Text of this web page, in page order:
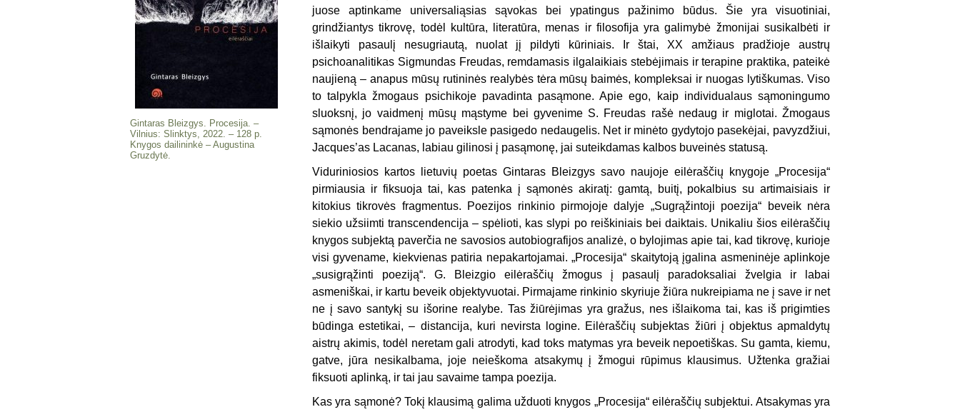
Gintaras Bleizgys. Procesija. –
Vilnius: Slinktys, 2022. – 128 p.
Knygos dailininkė – Augustina
Gruzdytė.
juose aptinkame universaliąsias sąvokas bei ypatingus pažinimo būdus. Šie yra visuotiniai,
grindžiantys tikrovę, todėl kultūra, literatūra, menas ir filosofija yra galimybė žmonijai susikalbėti ir
išlaikyti pasaulį nesugriautą, nuolat jį pildyti kūriniais. Ir štai, XX amžiaus pradžioje austrų
psichoanalitikas Sigmundas Freudas, remdamasis ilgalaikiais stebėjimais ir terapine praktika, pateikė
naujieną – anapus mūsų rutininės realybės tėra mūsų baimės, kompleksai ir nuogas lytiškumas. Viso
to talpykla žmogaus psichikoje pavadinta pasąmone. Apie ego, kaip individualaus sąmoningumo
sluoksnį, jo vaidmenį mūsų mąstyme bei gyvenime S. Freudas rašė nedaug ir miglotai. Žmogaus
sąmonės bendrajame jo paveiksle pasigedo nedaugelis. Net ir minėto gydytojo pasekėjai, pavyzdžiui,
Jacques’as Lacanas, labiau gilinosi į pasąmonę, jai suteikdamas kalbos buveinės statusą.
Viduriniosios kartos lietuvių poetas Gintaras Bleizgys savo naujoje eilėraščių knygoje „Procesija“
pirmiausia ir fiksuoja tai, kas patenka į sąmonės akiratį: gamtą, buitį, pokalbius su artimaisiais ir
kitokius tikrovės fragmentus. Poezijos rinkinio pirmojoje dalyje „Sugrąžintoji poezija“ beveik nėra
siekio užsiimti transcendencija – spėlioti, kas slypi po reiškiniais bei daiktais. Unikaliu šios eilėraščių
knygos subjektą paverčia ne savosios autobiografijos analizė, o bylojimas apie tai, kad tikrovę, kurioje
visi gyvename, kiekvienas patiria nepakartojamai. „Procesija“ skaitytoją įgalina asmeninėje aplinkoje
„susigrąžinti poeziją“. G. Bleizgio eilėraščių žmogus į pasaulį paradoksaliai žvelgia ir labai
asmeniškai, ir kartu beveik objektyvuotai. Pirmajame rinkinio skyriuje žiūra nukreipiama ne į save ir net
ne į savo santykį su išorine realybe. Tas žiūrėjimas yra gražus, nes išlaikoma tai, kas iš prigimties
būdinga estetikai, – distancija, kuri nevirsta logine. Eilėraščių subjektas žiūri į objektus apmaldytų
aistrų akimis, todėl neretam gali atrodyti, kad toks matymas yra beveik nepoetiškas. Su gamta, kiemu,
gatve, jūra nesikalbama, joje neieškoma atsakymų į žmogui rūpimus klausimus. Užtenka gražiai
fiksuoti aplinką, ir tai jau savaime tampa poezija.
Kas yra sąmonė? Tokį klausimą galima užduoti knygos „Procesija“ eilėraščių subjektui. Atsakymas yra